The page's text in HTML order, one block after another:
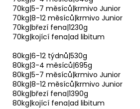
70kg|5-7 měsíců|krmivo Junior
70kg|8-12 měsíců|krmivo Junior
70kg|březí fena|1230g
70kg|kojící fena|ad libitum
80kg|6-12 týdnů|530g
80kg|3-4 měsíců|695g
80kg|5-7 měsíců|krmivo Junior
80kg|8-12 měsíců|krmivo Junior
80kg|březí fena|1390g
80kg|kojící fena|ad libitum